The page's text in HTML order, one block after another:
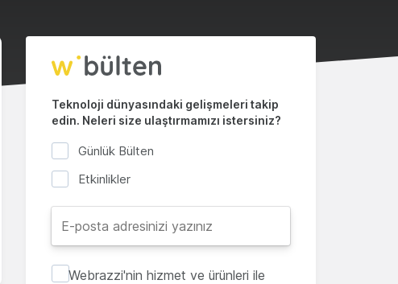
Teknoloji dünyasındaki gelişmeleri takip
edin. Neleri size ulaştırmamızı istersiniz?
Günlük Bülten
Etkinlikler
Webrazzi'nin hizmet ve ürünleri ile